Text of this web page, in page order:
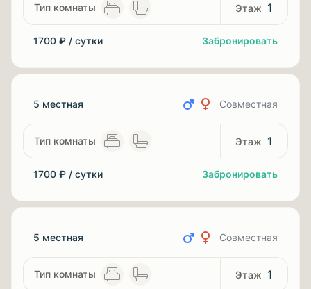
1
1700 ₽ / сутки Забронировать
5 местная Совместная
1
1700 ₽ / сутки Забронировать
5 местная Совместная
1